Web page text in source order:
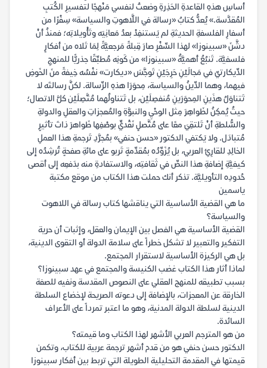
أساسِ هذهِ القاعدةِ الحَذِرةِ وضعتُ لنفسي مَنْهجًا لتفسيرِ الكُتبِ
المُقدَّسة.» يُعدُّ كتابُ «رسالة في اللَّاهوتِ والسياسة» سِفْرًا من
أسفارِ الفلسفةِ الحديثةِ لم يَستنفِدْ بعدُ مَعانِيَه وتَأْويلاتِه؛ فمنذُ أنْ
دشَّنَ «سبينوزا» لهذا السِّفْرِ صارَ قِبلةً مَرجعيَّةً لِمَا تَلاه من أفكارٍ
فلسفيَّة. تَنبُعُ أهميَّةُ «سبينوزا» من كَونِه مُطبِّقًا جذريًّا للمنهجِ
الدِّيكارتيِّ في مَجالَيْنِ حَرِجَيْنِ تَوجَّسَ «ديكارت» نفْسُه خِيفةً منَ الخَوضِ
فيهما، وهما الدِّينُ والسياسة، مِحوَرَا هذهِ الرِّسالة. لكنَّ رسالتَه لا
تَتناوَلُ هذَينِ المِحوَرَينِ مُنفصِلَيْن، بل تَتناولُهما مُتَّصِلَيْن كلَّ الاتصال؛
حيثُ يُمكِنُ لظَواهِرَ مِثل الوحْيِ والنبوَّةِ والمُعجزاتِ والعقلِ والدولةِ
والسُّلطةِ أنْ تَلتقِيَ معًا على مُتَّصلٍ نَقْديٍّ بوصْفِها ظَواهرَ ذاتَ تأثيرٍ
مُتبادَل. ولا يَكتفي الدكتور «حسن حنفي» بمُجرَّدِ تَرجمةِ هذا العملِ
الخالِدِ للقارِئِ العربي، بل يُزَوِّدُه بمُقدِّمةٍ تَربو على مائةِ صفحةٍ تُرشِدُه إلى
كيفيَّةِ إضافةِ‎ هذا النصِّ في ثَقافتِه، والاستفادةِ منه بدَفعِه إلى أقصى
حُدودِه التأويليَّة. تذكر أنك حملت هذا الكتاب من موقع مكتبة
ياسمين
ما هي القضية الأساسية التي يناقشها كتاب رسالة في اللاهوت
والسياسة؟
القضية الأساسية هي الفصل بين الإيمان والعقل، وإثبات أن حرية
التفكير والتعبير لا تشكل خطراً على سلامة الدولة أو التقوى الدينية،
بل هي الركيزة الأساسية لاستقرار المجتمع.
لماذا أثار هذا الكتاب غضب الكنيسة والمجتمع في عهد سبينوزا؟
بسبب تطبيقه للمنهج العقلي على النصوص المقدسة ونفيه للصفة
الخارقة عن المعجزات، بالإضافة إلى دعوته الصريحة لإخضاع السلطة
الدينية لسلطة الدولة المدنية، وهو ما اعتبر تمرداً على الأعراف
السائدة.
من هو المترجم العربي الأشهر لهذا الكتاب وما قيمته؟
الدكتور حسن حنفي هو من قدم أشهر ترجمة عربية للكتاب، وتكمن
قيمتها في المقدمة التحليلية الطويلة التي تربط بين أفكار سبينوزا